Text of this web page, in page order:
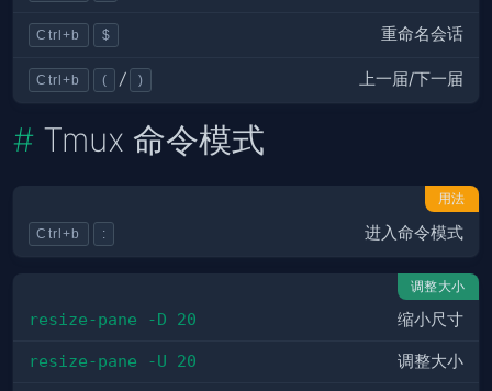
Ctrl+b $ 重命名会话
Ctrl+b ( / ) 上一届/下一届
Tmux 命令模式
用法
Ctrl+b : 进入命令模式
调整大小
resize-pane -D 20 缩小尺寸
resize-pane -U 20 调整大小